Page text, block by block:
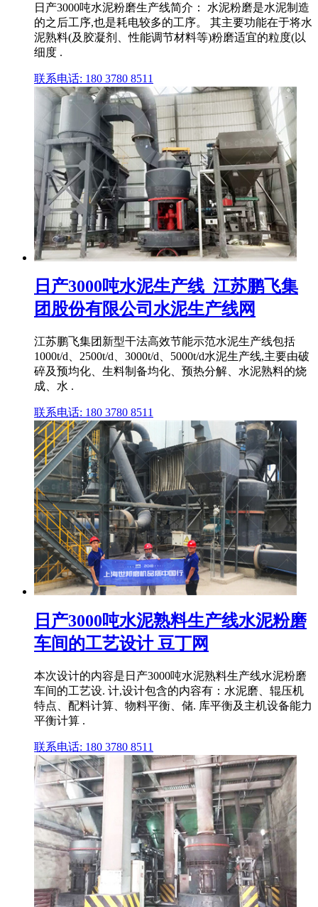
日产3000吨水泥粉磨生产线简介： 水泥粉磨是水泥制造
的之后工序,也是耗电较多的工序。 其主要功能在于将水
泥熟料(及胶凝剂、性能调节材料等)粉磨适宜的粒度(以
细度 .
联系电话: 180 3780 8511
日产3000吨水泥生产线_江苏鹏飞集
团股份有限公司水泥生产线网
江苏鹏飞集团新型干法高效节能示范水泥生产线包括
1000t/d、2500t/d、3000t/d、5000t/d水泥生产线,主要由破
碎及预均化、生料制备均化、预热分解、水泥熟料的烧
成、水 .
联系电话: 180 3780 8511
日产3000吨水泥熟料生产线水泥粉磨
车间的工艺设计 豆丁网
本次设计的内容是日产3000吨水泥熟料生产线水泥粉磨
车间的工艺设. 计,设计包含的内容有：水泥磨、辊压机
特点、配料计算、物料平衡、储. 库平衡及主机设备能力
平衡计算 .
联系电话: 180 3780 8511